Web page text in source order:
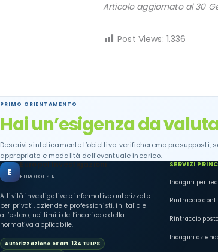
Articolo aggiornato al 30
Post Views: 1.336
PRIMO ORIENTAMENTO
Hai un’esigenza da
Descrivi sinteticamente l’obiettivo: verificheremo presupposti,
appropriato e modalità dell’eventuale incarico.
E
Europol Investigazioni
EUROPOL S.R.L.
Attività investigative e informative autorizzate
per privati, aziende e professionisti, in Italia e
all’estero, nei limiti dell’incarico e della
normativa applicabile.
Autorizzazione ex art. 134 TULPS
SERVIZI
Indagini per
Rintraccio
Rintraccio
Indagini